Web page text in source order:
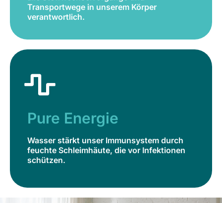
Transportwege in unserem Körper
verantwortlich.
Pure Energie
Wasser stärkt unser Immunsystem durch
feuchte Schleimhäute, die vor Infektionen
schützen.
feuchte Schleimhäute, die vor Infektionen
Jetzt bestellen